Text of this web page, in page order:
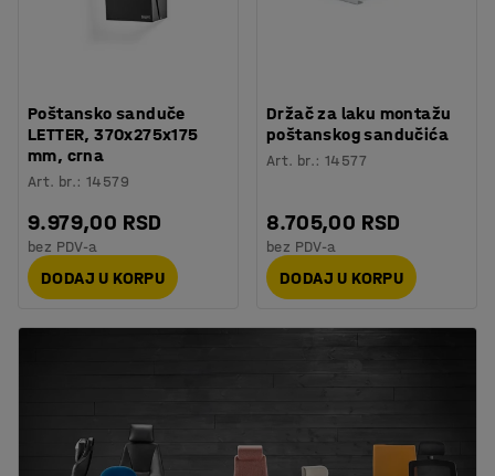
Poštansko sanduče
LETTER, 370x275x175
mm, crna
Art. br.:14579
9.979,00 RSD
bez PDV-a
DODAJ U KORPU
Držač za laku montažu
poštanskog sandučića
Art. br.:14577
8.705,00 RSD
bez PDV-a
DODAJ U KORPU